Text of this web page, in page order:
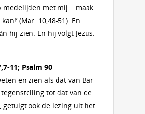
medelijden met mij... maak
(Mar. 10,48-51). En
hij zien. En hij volgt Jezus.
11; Psalm 90
en zien als dat van Bar
tegenstelling tot dat van de
getuigt ook de lezing uit het